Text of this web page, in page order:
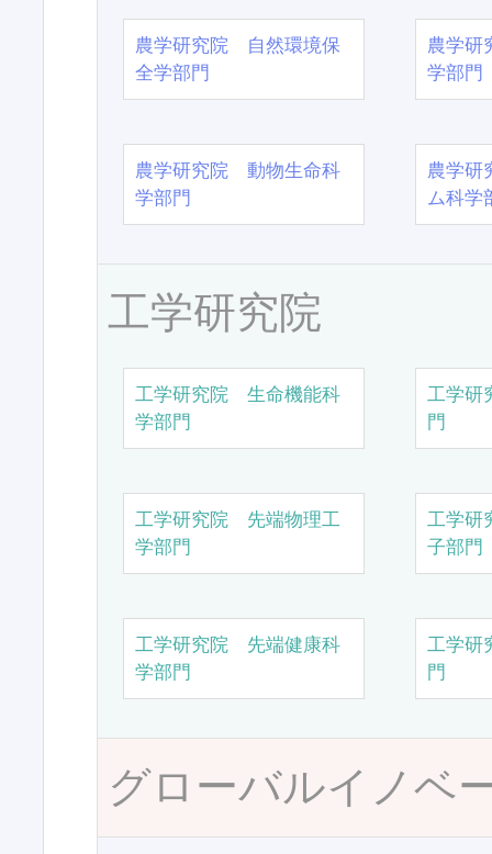
農学研究院 自然環境保
全学部門
農学
学部門
農学研究院 動物生命科
学部門
農学
ム科学
工学研究院
工学研究院 生命機能科
学部門
工学研
門
工学研究院 先端物理工
学部門
工学研
子部門
工学研究院 先端健康科
学部門
工学研
門
グローバルイノベ